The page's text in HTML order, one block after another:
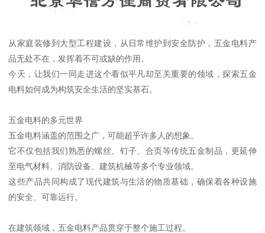
从家庭装修到大型工程建设，从日常维护到安全防护，五金电料产
品无处不在，发挥着不可或缺的作用。
今天，让我们一同走进这个看似平凡却至关重要的领域，探索五金
电料如何成为构筑安全生活的坚实基石。
五金电料的多元世界
五金电料涵盖的范围之广，可能超乎许多人的想象。
它不仅包括我们熟悉的螺丝、钉子、合页等传统五金制品，更延伸
至电气材料、消防设备、建筑机械等多个专业领域。
这些产品共同构成了现代建筑与生活的物质基础，确保着各种设施
的安全、可靠运行。
在建筑领域，五金电料产品贯穿于整个施工过程。